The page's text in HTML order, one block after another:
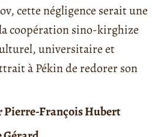
cette négligence serait une
coopération sino-kirghize
universitaire et
à Pékin de redorer son
Pierre-François Hubert